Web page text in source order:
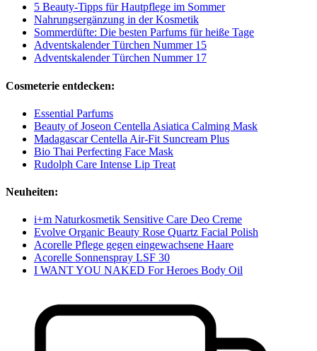
5 Beauty-Tipps für Hautpflege im Sommer
Nahrungsergänzung in der Kosmetik
Sommerdüfte: Die besten Parfums für heiße Tage
Adventskalender Türchen Nummer 15
Adventskalender Türchen Nummer 17
Cosmeterie entdecken:
Essential Parfums
Beauty of Joseon Centella Asiatica Calming Mask
Madagascar Centella Air-Fit Suncream Plus
Bio Thai Perfecting Face Mask
Rudolph Care Intense Lip Treat
Neuheiten:
i+m Naturkosmetik Sensitive Care Deo Creme
Evolve Organic Beauty Rose Quartz Facial Polish
Acorelle Pflege gegen eingewachsene Haare
Acorelle Sonnenspray LSF 30
I WANT YOU NAKED For Heroes Body Oil